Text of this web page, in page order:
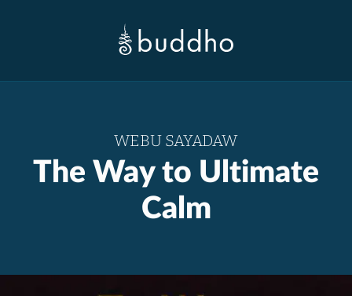
WEBU SAYADAW
The Way to Ultimate
Calm